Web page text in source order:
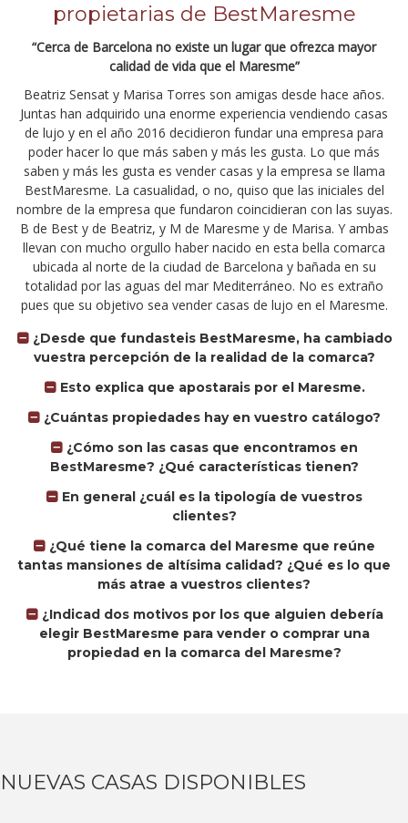
propietarias de BestMaresme
“Cerca de Barcelona no existe un lugar que ofrezca mayor
calidad de vida que el Maresme”
Beatriz Sensat y Marisa Torres son amigas desde hace años.
Juntas han adquirido una enorme experiencia vendiendo casas
de lujo y en el año 2016 decidieron fundar una empresa para
poder hacer lo que más saben y más les gusta. Lo que más
saben y más les gusta es vender casas y la empresa se llama
BestMaresme. La casualidad, o no, quiso que las iniciales del
nombre de la empresa que fundaron coincidieran con las suyas.
B de Best y de Beatriz, y M de Maresme y de Marisa. Y ambas
llevan con mucho orgullo haber nacido en esta bella comarca
ubicada al norte de la ciudad de Barcelona y bañada en su
totalidad por las aguas del mar Mediterráneo. No es extraño
pues que su objetivo sea vender casas de lujo en el Maresme.
¿Desde que fundasteis BestMaresme, ha cambiado
vuestra percepción de la realidad de la comarca?
Esto explica que apostarais por el Maresme.
¿Cuántas propiedades hay en vuestro catálogo?
¿Cómo son las casas que encontramos en
BestMaresme? ¿Qué características tienen?
En general ¿cuál es la tipología de vuestros
clientes?
¿Qué tiene la comarca del Maresme que reúne
tantas mansiones de altísima calidad? ¿Qué es lo que
más atrae a vuestros clientes?
¿Indicad dos motivos por los que alguien debería
elegir BestMaresme para vender o comprar una
propiedad en la comarca del Maresme?
NUEVAS CASAS DISPONIBLES